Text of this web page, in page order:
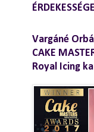
Vargáné
CAKE
Royal Icing